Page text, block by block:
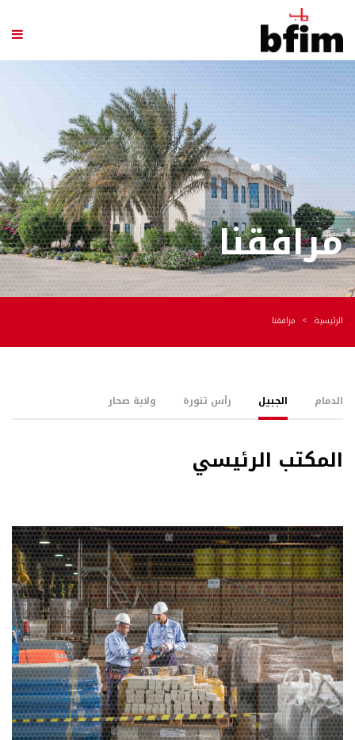
مرافقنا
الرئيسية مرافقنا
الدمام الجبيل رأس تنورة ولاية صحار
المكتب الرئيسي